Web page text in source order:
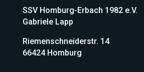
SSV Homburg-Erbach 1982 e.V.
Gabriele Lapp
Riemenschneiderstr. 14
66424 Homburg